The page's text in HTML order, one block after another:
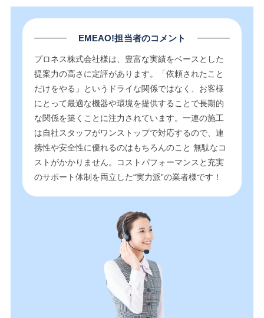
EMEAO!担当者のコメント
プロネス株式会社様は、豊富な実績をベースとした
提案力の高さに定評があります。「依頼されたこと
だけをやる」というドライな関係ではなく、お客様
にとって最適な機器や環境を提供することで長期的
な関係を築くことに注力されています。一連の施工
は自社スタッフがワンストップで対応するので、連
携性や安全性に優れるのはもちろんのこと 無駄なコ
ストがかかりません。コストパフォーマンスと充実
のサポート体制を両立した“実力派”の業者様です！